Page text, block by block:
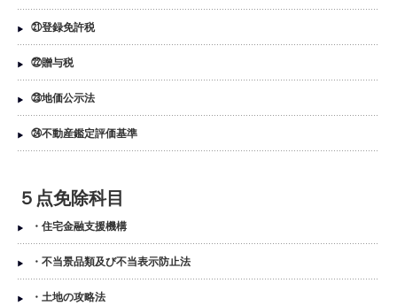
㉑登録免許税
㉒贈与税
㉓地価公示法
㉔不動産鑑定評価基準
５点免除科目
・住宅金融支援機構
・不当景品類及び不当表示防止法
・土地の攻略法